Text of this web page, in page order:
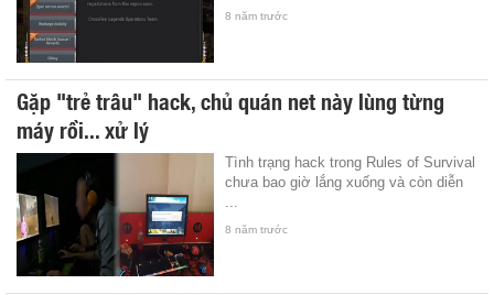
8 năm trước
Gặp "trẻ trâu" hack, chủ quán net này lùng từng
máy rồi... xử lý
Tình trạng hack trong Rules of Survival
chưa bao giờ lắng xuống và còn diễn
8 năm trước